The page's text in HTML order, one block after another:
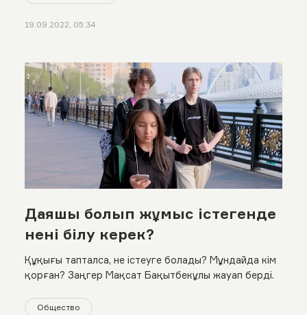
Қазақстандағы тең еңбекақы жағдайына
тоқталдық
19.09.2022, 05:34
Даяшы болып жұмыс істегенде
нені білу керек?
Құқығы тапталса, не істеуге болады? Мұндайда кім
қорған? Заңгер Мақсат Бақытбекұлы жауап берді.
Общество